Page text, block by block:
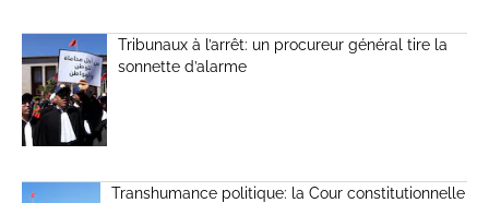
Tribunaux à l’arrêt: un procureur général tire la
sonnette d’alarme
Transhumance politique: la Cour constitutionnelle